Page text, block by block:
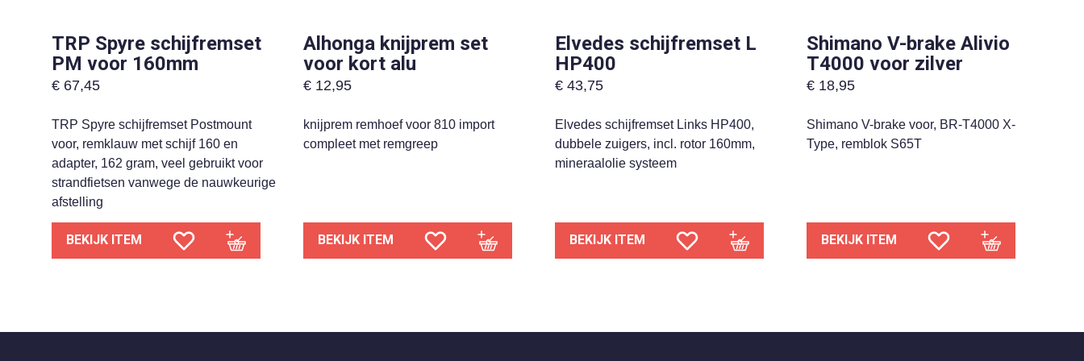
TRP Spyre schijfremset
PM voor 160mm
€ 67,45
TRP Spyre schijfremset Postmount
voor, remklauw met schijf 160 en
adapter, 162 gram, veel gebruikt voor
strandfietsen vanwege de nauwkeurige
afstelling
BEKIJK ITEM
Alhonga knijprem set
voor kort alu
€ 12,95
knijprem remhoef voor 810 import
compleet met remgreep
BEKIJK ITEM
Elvedes schijfremset L
HP400
€ 43,75
Elvedes schijfremset Links HP400,
dubbele zuigers, incl. rotor 160mm,
mineraalolie systeem
BEKIJK ITEM
Shimano V-brake Alivio
T4000 voor zilver
€ 18,95
Shimano V-brake voor, BR-T4000 X-
Type, remblok S65T
BEKIJK ITEM